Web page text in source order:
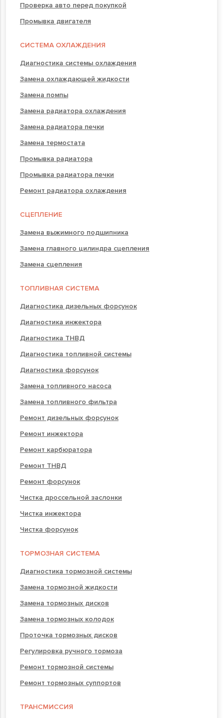
Проверка авто перед покупкой
Промывка двигателя
СИСТЕМА ОХЛАЖДЕНИЯ
Диагностика системы охлаждения
Замена охлаждающей жидкости
Замена помпы
Замена радиатора охлаждения
Замена радиатора печки
Замена термостата
Промывка радиатора
Промывка радиатора печки
Ремонт радиатора охлаждения
СЦЕПЛЕНИЕ
Замена выжимного подшипника
Замена главного цилиндра сцепления
Замена сцепления
ТОПЛИВНАЯ СИСТЕМА
Диагностика дизельных форсунок
Диагностика инжектора
Диагностика ТНВД
Диагностика топливной системы
Диагностика форсунок
Замена топливного насоса
Замена топливного фильтра
Ремонт дизельных форсунок
Ремонт инжектора
Ремонт карбюратора
Ремонт ТНВД
Ремонт форсунок
Чистка дроссельной заслонки
Чистка инжектора
Чистка форсунок
ТОРМОЗНАЯ СИСТЕМА
Диагностика тормозной системы
Замена тормозной жидкости
Замена тормозных дисков
Замена тормозных колодок
Проточка тормозных дисков
Регулировка ручного тормоза
Ремонт тормозной системы
Ремонт тормозных суппортов
ТРАНСМИССИЯ